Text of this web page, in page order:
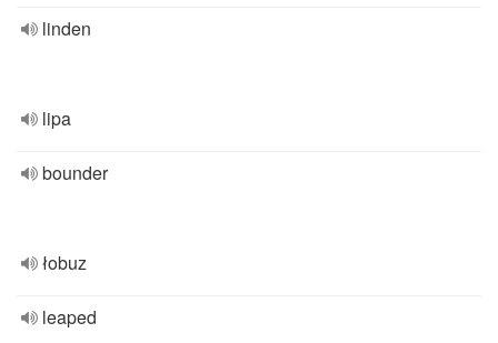
linden
lipa
bounder
łobuz
leaped